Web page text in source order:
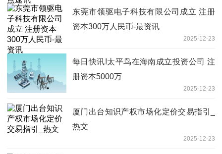
东莞市领驱电子科技有限公司成立 注册
资本300万人民币-最资讯
2025-12-23
每日快讯!太平鸟在海南成立投资公司 注
册资本5000万
2025-12-23
厦门出台知识产权市场化定价交易指引_
热文
2025-12-23